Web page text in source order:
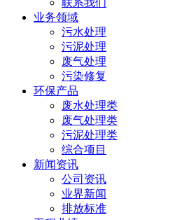
联系我们
业务领域
污水处理
污泥处理
废气处理
污染修复
环保产品
废水处理类
废气处理类
污泥处理类
综合项目
新闻资讯
公司资讯
业界新闻
排放标准